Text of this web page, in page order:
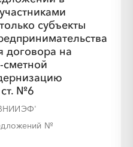
субъекты
договора на
сметной
ст. №6
№